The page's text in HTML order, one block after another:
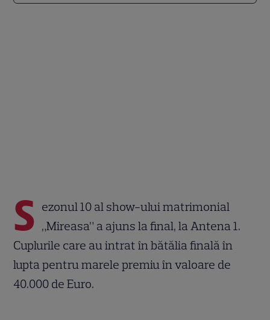
S ezonul 10 al show-ului matrimonial
„Mireasa” a ajuns la final, la Antena 1.
Cuplurile care au intrat în bătălia finală în
lupta pentru marele premiu în valoare de
40.000 de Euro.